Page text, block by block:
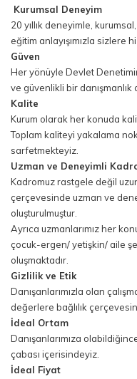
Kurumsal Deneyim
20 yıllık deneyimle,
eğitim anlayışımızla sizlere
Güven
Her yönüyle Devlet
ve güvenlikli bir danışmanlık
Kalite
Kurum olarak her konuda
Toplam kaliteyi yakalama
sarfetmekteyiz.
Uzman ve Deneyimli
Kadromuz rastgele değil
çerçevesinde uzman ve
oluşturulmuştur.
Ayrıca uzmanlarımız her
çocuk-ergen/ yetişkin/ aile
oluşmaktadır.
Gizlilik ve Etik
Danışanlarımızla olan
değerlere bağlılık
İdeal Ortam
Danışanlarımıza
çabası içerisindeyiz.
İdeal Fiyat